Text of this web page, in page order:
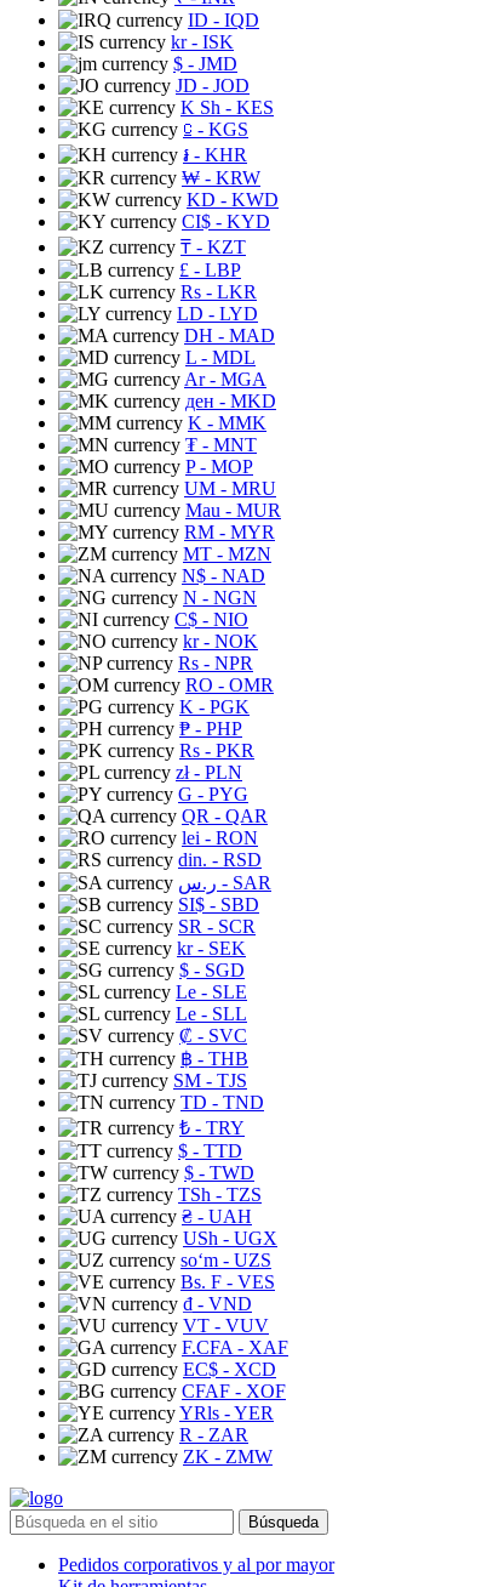
ID - IQD
kr- ISK
$ - JMD
JD - JOD
K Sh - KES
⃀ - KGS
៛ - KHR
₩ - KRW
KD - KWD
CI$ - KYD
₸ - KZT
£ - LBP
Rs - LKR
LD - LYD
DH - MAD
L - MDL
Ar- MGA
ден - MKD
K - MMK
₮ - MNT
P- MOP
UM - MRU
Mau - MUR
RM - MYR
MT - MZN
N$ - NAD
N - NGN
C$ - NIO
kr- NOK
Rs - NPR
RO - OMR
K - PGK
₱ - PHP
Rs - PKR
zł- PLN
G - PYG
QR - QAR
lei - RON
din. - RSD
ر.س - SAR
SI$ - SBD
SR - SCR
kr- SEK
$ - SGD
Le - SLE
Le - SLL
₡ - SVC
฿ - THB
ЅМ - TJS
TD - TND
₺ - TRY
$ - TTD
$ - TWD
TSh - TZS
₴ - UAH
USh - UGX
soʻm - UZS
Bs. F - VES
₫ - VND
VT - VUV
F.CFA - XAF
EC$ - XCD
CFAF - XOF
YRls - YER
R - ZAR
ZK - ZMW
Búsqueda
Pedidos corporativos y al por mayor